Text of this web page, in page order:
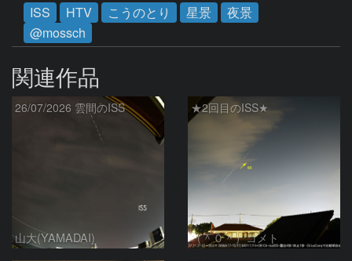
ISS
HTV こうのとり 星景
夜景
@mossch
関連作品
26/07/2026 雲間のISS
山大(YAMADAI)
★2回目のISS★
（＾０＾）コメト